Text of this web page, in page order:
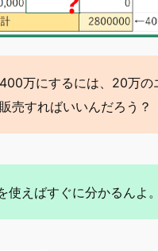
万にするには、20万の
売すればいいんだろう？
使えばすぐに分かるんよ。